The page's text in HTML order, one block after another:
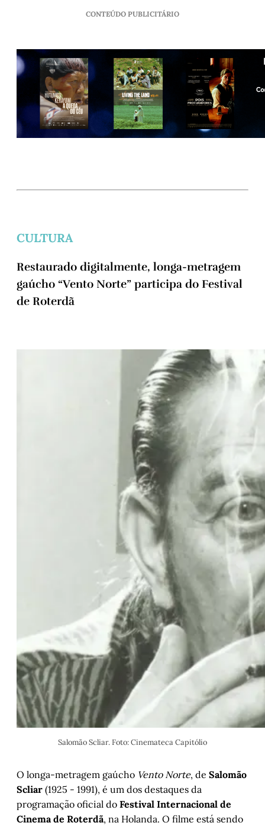
CONTEÚDO PUBLICITÁRIO
CULTURA
Restaurado digitalmente, longa-metragem
gaúcho “Vento Norte” participa do Festival
de Roterdã
Salomão Scliar. Foto: Cinemateca Capitólio
O longa-metragem gaúcho Vento Norte, de Salomão
Scliar (1925 - 1991), é um dos destaques da
programação oficial do Festival Internacional de
Cinema de Roterdã, na Holanda. O filme está sendo